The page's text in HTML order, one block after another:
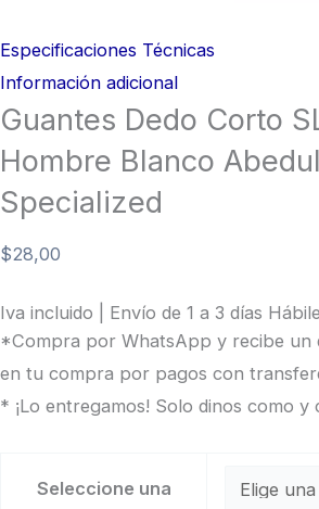
Especificaciones Técnicas
Información adicional
Guantes Dedo Corto
Hombre Blanco Abedul
Specialized
$28,00
Iva incluido | Envío de 1 a 3 días
*Compra por WhatsApp y recibe un
en tu compra por pagos con
* ¡Lo entregamos! Solo dinos como y
Seleccione una